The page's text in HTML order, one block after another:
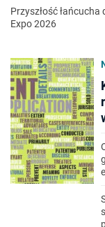
Przyszłość
Expo 2026